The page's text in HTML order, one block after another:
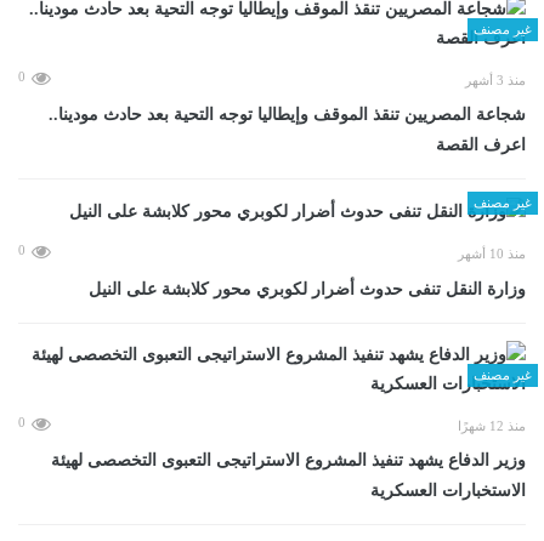
غير مصنف
منذ 3 أشهر 0
شجاعة المصريين تنقذ الموقف وإيطاليا توجه التحية بعد حادث مودينا..
اعرف القصة
غير مصنف
منذ 10 أشهر 0
وزارة النقل تنفى حدوث أضرار لكوبري محور كلابشة على النيل
غير مصنف
منذ 12 شهرًا 0
وزير الدفاع يشهد تنفيذ المشروع الاستراتيجى التعبوى التخصصى لهيئة
الاستخبارات العسكرية